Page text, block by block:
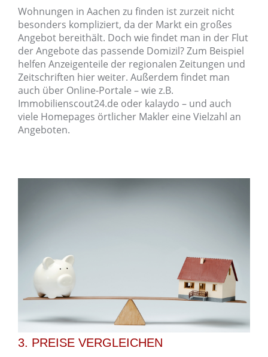
Wohnungen in Aachen zu finden ist zurzeit nicht
besonders kompliziert, da der Markt ein großes
Angebot bereithält. Doch wie findet man in der Flut
der Angebote das passende Domizil? Zum Beispiel
helfen Anzeigenteile der regionalen Zeitungen und
Zeitschriften hier weiter. Außerdem findet man
auch über Online-Portale – wie z.B.
Immobilienscout24.de oder kalaydo – und auch
viele Homepages örtlicher Makler eine Vielzahl an
Angeboten.
3. PREISE VERGLEICHEN